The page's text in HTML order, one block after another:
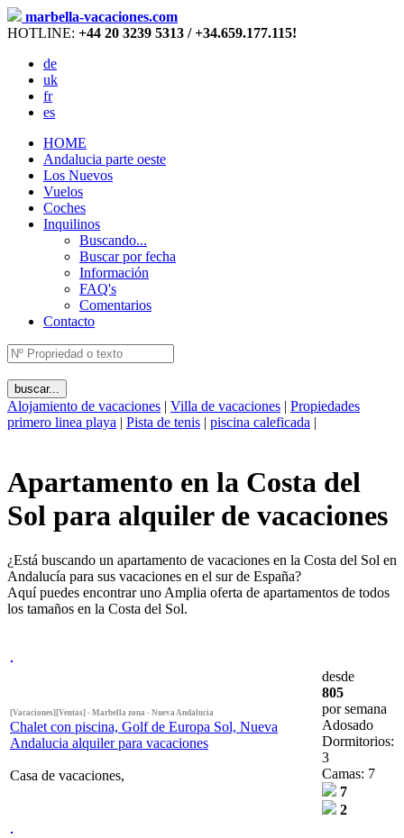
marbella-vacaciones.com
HOTLINE: +44 20 3239 5313 / +34.659.177.115!
de
uk
fr
es
HOME
Andalucia parte oeste
Los Nuevos
Vuelos
Coches
Inquilinos
Buscando...
Buscar por fecha
Información
FAQ's
Comentarios
Contacto
Alojamiento de vacaciones | Villa de vacaciones | Propiedades
primero linea playa | Pista de tenis | piscina caleficada |
Apartamento en la Costa del
Sol para alquiler de vacaciones
¿Está buscando un apartamento de vacaciones en la Costa del Sol en
Andalucía para sus vacaciones en el sur de España?
Aquí puedes encontrar uno Amplia oferta de apartamentos de todos
los tamaños en la Costa del Sol.
[Vacaciones][Ventas] - Marbella zona - Nueva Andalucia
Chalet con piscina, Golf de Europa Sol, Nueva
Andalucia alquiler para vacaciones
Casa de vacaciones,
desde
805
por semana
Adosado
Dormitorios:
3
Camas: 7
7
2